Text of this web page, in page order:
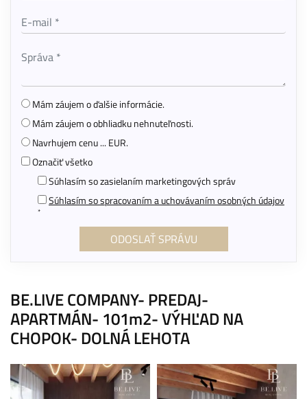
BE.LIVE COMPANY- PREDAJ-
APARTMÁN- 101m2- VÝHĽAD NA
CHOPOK- DOLNÁ LEHOTA
Mám záujem o ďalšie informácie.
Mám záujem o obhliadku nehnuteľnosti.
Navrhujem cenu ... EUR.
Označiť všetko
Súhlasím so zasielaním marketingových správ
Súhlasím so spracovaním a uchovávaním osobných údajov
*